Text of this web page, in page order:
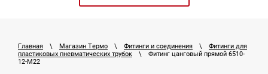
Главная \ Магазин Термо \ Фитинги и соединения \
Фитинги для
пластиковых пневматических трубок
\
Фитинг цанговый прямой 6510-
12-M22